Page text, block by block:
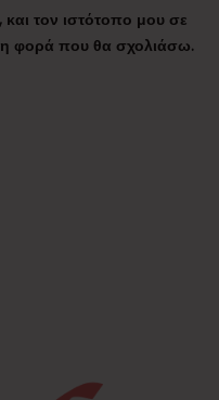
τον ιστότοπο μου σε
φορά που θα σχολιάσω.